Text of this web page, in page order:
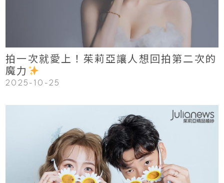
拍一次就愛上！茱莉亞讓人想回拍第二次的
魔力
2025-10-25
123